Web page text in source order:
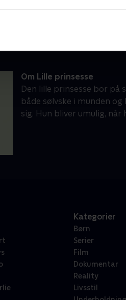
Om Lille prinsesse
Den lille prinsesse bor
både sølvske i munden
sig. Hun bliver umulig,
Kategorier
Børn
Serier
Film
Dokumentar
Reality
Livsstil